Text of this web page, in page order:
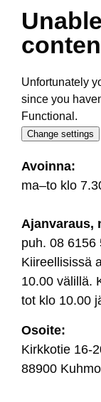
Unfortunately
since you
Functional.
Change settings
Avoin­na:
ma–to klo
Ajan­va­raus,
puh. 08 6156
Kii­reel­li­sis­sä
10.00 vä­lil­lä.
tot klo 10.00
Osoi­te:
Kirk­ko­tie 16-
88900 Kuh­mo